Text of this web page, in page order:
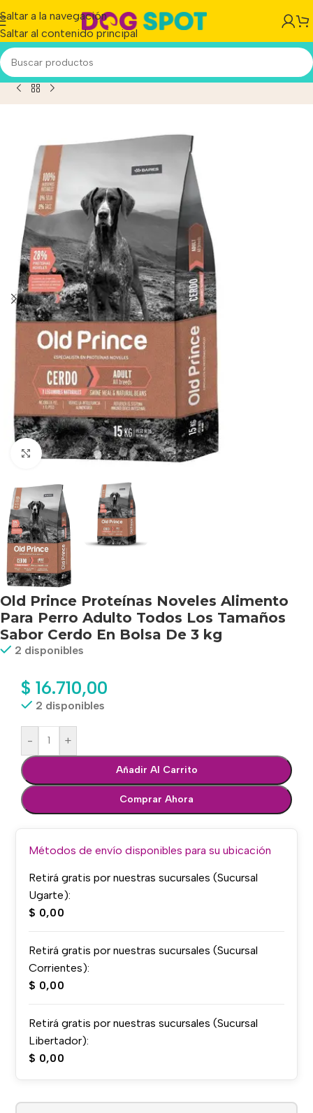
Saltar a la navegación
Saltar al contenido principal
Todos Los Tamaños Sabor Cerdo En Bolsa De 3 kg
Haga clic para ampliar
Old Prince Proteínas Noveles Alimento
Para Perro Adulto Todos Los Tamaños
Sabor Cerdo En Bolsa De 3 kg
2 disponibles
$ 16.710,00
2 disponibles
- +
Añadir Al Carrito
Comprar Ahora
Métodos de envío disponibles para su ubicación
Retirá gratis por nuestras sucursales (Sucursal
Ugarte):
$ 0,00
Retirá gratis por nuestras sucursales (Sucursal
Corrientes):
$ 0,00
Retirá gratis por nuestras sucursales (Sucursal
Libertador):
$ 0,00